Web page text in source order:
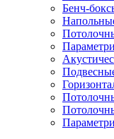
Бенч-